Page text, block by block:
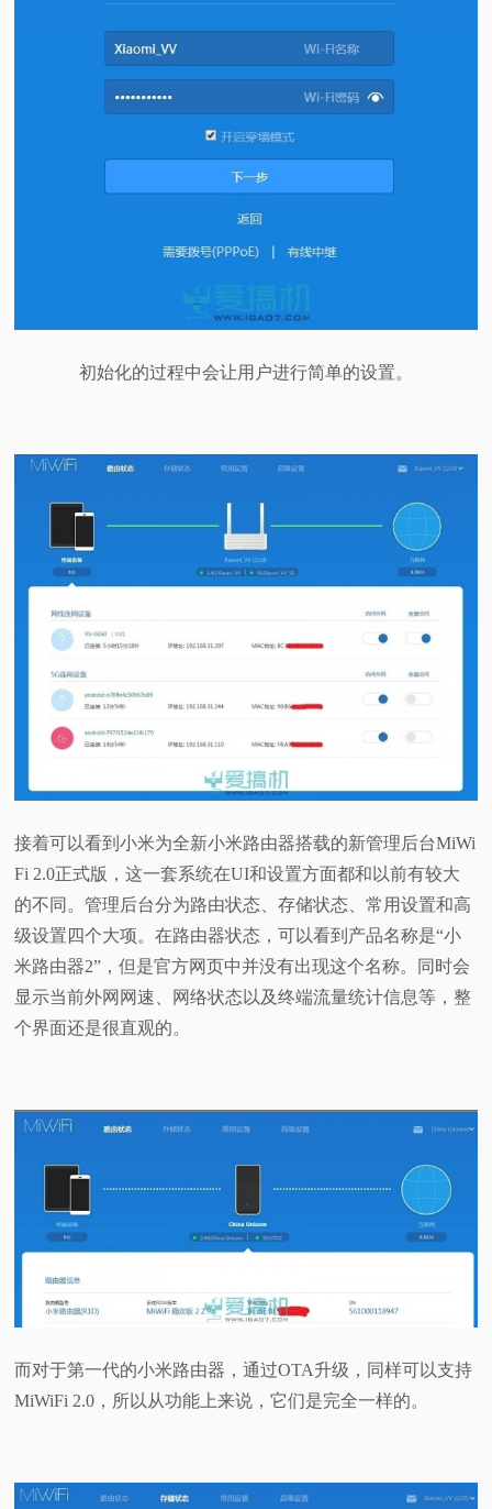
初始化的过程中会让用户进行简单的设置。
接着可以看到小米为全新小米路由器搭载的新管理后台MiWi
Fi 2.0正式版，这一套系统在UI和设置方面都和以前有较大
的不同。管理后台分为路由状态、存储状态、常用设置和高
级设置四个大项。在路由器状态，可以看到产品名称是“小
米路由器2”，但是官方网页中并没有出现这个名称。同时会
显示当前外网网速、网络状态以及终端流量统计信息等，整
个界面还是很直观的。
而对于第一代的小米路由器，通过OTA升级，同样可以支持
MiWiFi 2.0，所以从功能上来说，它们是完全一样的。